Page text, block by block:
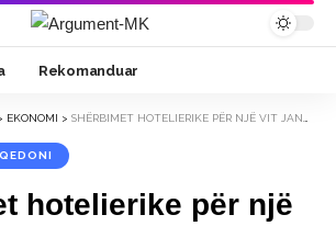
Rekomanduar
EKONOMI > SHËRBIMET HOTELIERIKE PËR NJË VIT JANË RRITUR PËR 6,3 PËR QIND
hotelierike për një